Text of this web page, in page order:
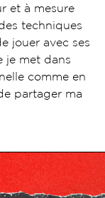
et à mesure
techniques
jouer avec ses
je met dans
comme en
partager ma